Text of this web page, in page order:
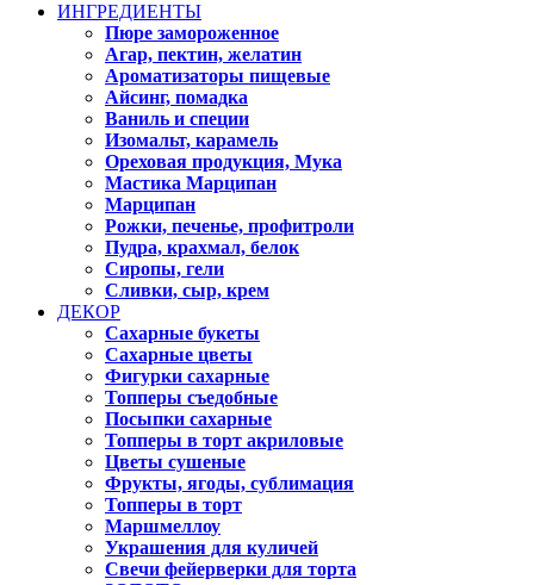
ИНГРЕДИЕНТЫ
Пюре замороженное
Агар, пектин, желатин
Ароматизаторы пищевые
Айсинг, помадка
Ваниль и специи
Изомальт, карамель
Ореховая продукция, Мука
Мастика Марципан
Марципан
Рожки, печенье, профитроли
Пудра, крахмал, белок
Сиропы, гели
Сливки, сыр, крем
ДЕКОР
Сахарные букеты
Сахарные цветы
Фигурки сахарные
Топперы съедобные
Посыпки сахарные
Топперы в торт акриловые
Цветы сушеные
Фрукты, ягоды, сублимация
Топперы в торт
Маршмеллоу
Украшения для куличей
Свечи фейерверки для торта